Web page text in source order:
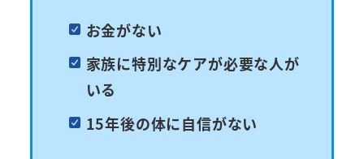
お金がない
家族に特別なケアが必要な人が
いる
15年後の体に自信がない